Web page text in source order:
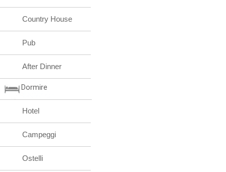
Country House
Pub
After Dinner
Dormire
Hotel
Campeggi
Ostelli